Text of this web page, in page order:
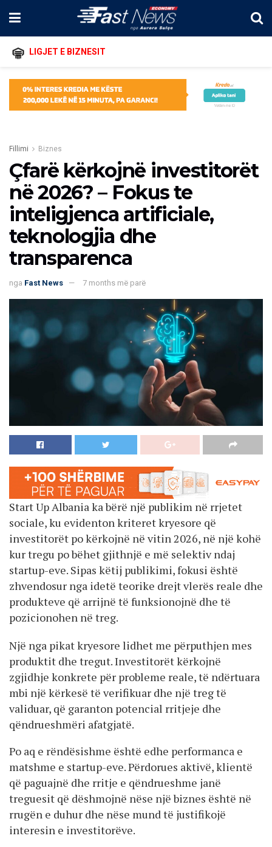
LIGJET E BIZNESIT
Fillimi Biznes
Çfarë kërkojnë investitorët
në 2026? – Fokus te
inteligjenca artificiale,
teknologjia dhe
transparenca
nga Fast News 7 months më parë
Start Up Albania ka bërë një publikim në rrjetet
sociale, ku evidenton kriteret kryesore që
investitorët po kërkojnë në vitin 2026, në një kohë
kur tregu po bëhet gjithnjë e më selektiv ndaj
startup-eve. Sipas këtij publikimi, fokusi është
zhvendosur nga idetë teorike drejt vlerës reale dhe
produkteve që arrijnë të funksionojnë dhe të
pozicionohen në treg.
Një nga pikat kryesore lidhet me përputhjen mes
produktit dhe tregut. Investitorët kërkojnë
zgjidhje konkrete për probleme reale, të ndërtuara
mbi një kërkesë të verifikuar dhe një treg të
validuar, që garanton potencial rritjeje dhe
qëndrueshmëri afatgjatë.
Po aq e rëndësishme është edhe performanca e
matshme e startup-eve. Përdorues aktivë, klientë
që paguajnë dhe rritje e qëndrueshme janë
treguesit që dëshmojnë nëse një biznes është në
rrugën e duhur dhe nëse mund të justifikojë
interesin e investitorëve.